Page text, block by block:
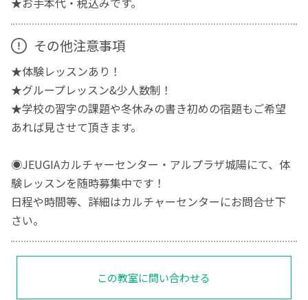
その他注意事項
★体験レッスンあり！
★グループレッスン&少人数制！
★学校の習字の課題や冬休みの書き初めの宿題もご希望
あれば見させて頂きます。
◉JEUGIAカルチャーセンター・アルプラザ城陽にて、体
験レッスンを随時募集中です！
日程や時間等、詳細はカルチャーセンターにお問合せ下
さい。
この教室に問い合わせる